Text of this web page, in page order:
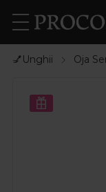
💅Unghii Oja